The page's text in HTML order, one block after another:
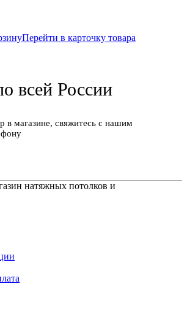
Перейти в карточку товара
всей России
в магазине, свяжитесь с нашим
натяжных потолков и